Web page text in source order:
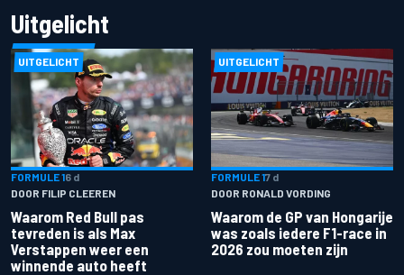
Uitgelicht
UITGELICHT
FORMULE 16 d
DOOR FILIP CLEEREN
Waarom Red Bull pas
tevreden is als Max
Verstappen weer een
winnende auto heeft
UITGELICHT
FORMULE 17 d
DOOR RONALD VORDING
Waarom de GP van Hongarije
was zoals iedere F1-race in
2026 zou moeten zijn